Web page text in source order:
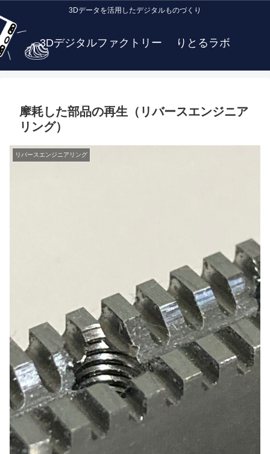
3Dデータを活用したデジタルものづくり
3Dデジタルファクトリー りとるラボ
摩耗した部品の再生（リバースエンジニア
リング）
リバースエンジニアリング